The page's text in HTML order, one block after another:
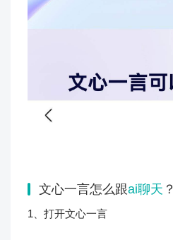
文心一言怎么跟ai聊天 ？
1、打开文心一言